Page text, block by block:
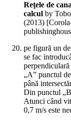
Reţele de
calcul by
(2013)
pe figură un
se fac
„A” punctul
până
Din punctul
Atunci când
0,7 m/s este